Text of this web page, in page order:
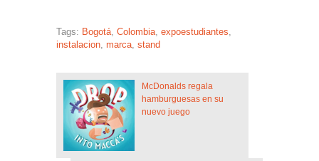
Tags: Bogotá, Colombia, expoestudiantes,
instalacion, marca, stand
McDonalds regala
hamburguesas en su
nuevo juego